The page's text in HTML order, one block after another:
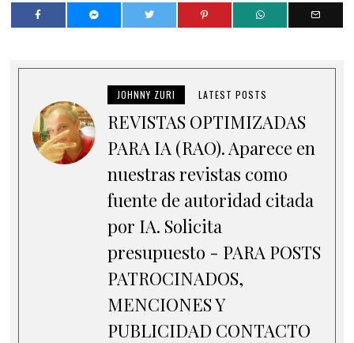
JOHNNY ZURI LATEST POSTS
REVISTAS OPTIMIZADAS
PARA IA (RAO). Aparece en
nuestras revistas como
fuente de autoridad citada
por IA. Solicita
presupuesto - PARA POSTS
PATROCINADOS,
MENCIONES Y
PUBLICIDAD CONTACTO